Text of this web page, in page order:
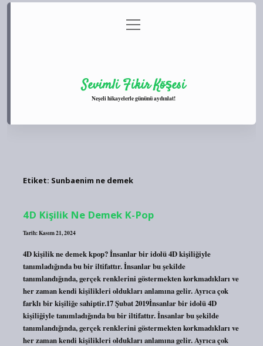
Gizlilik Politikası
menüyü
aç
Sevimli Fikir Köşesi
Neşeli hikayelerle gününü aydınlat!
Etiket: Sunbaenim ne demek
4D Kişilik Ne Demek K-Pop
Tarih: Kasım 21, 2024
4D kişilik ne demek kpop? İnsanlar bir idolü 4D kişiliğiyle
tanımladığında bu bir iltifattır. İnsanlar bu şekilde
tanımlandığında, gerçek renklerini göstermekten korkmadıkları ve
her zaman kendi kişilikleri oldukları anlamına gelir. Ayrıca çok
farklı bir kişiliğe sahiptir.17 Şubat 2019İnsanlar bir idolü 4D
kişiliğiyle tanımladığında bu bir iltifattır. İnsanlar bu şekilde
tanımlandığında, gerçek renklerini göstermekten korkmadıkları ve
her zaman kendi kişilikleri oldukları anlamına gelir. Ayrıca çok